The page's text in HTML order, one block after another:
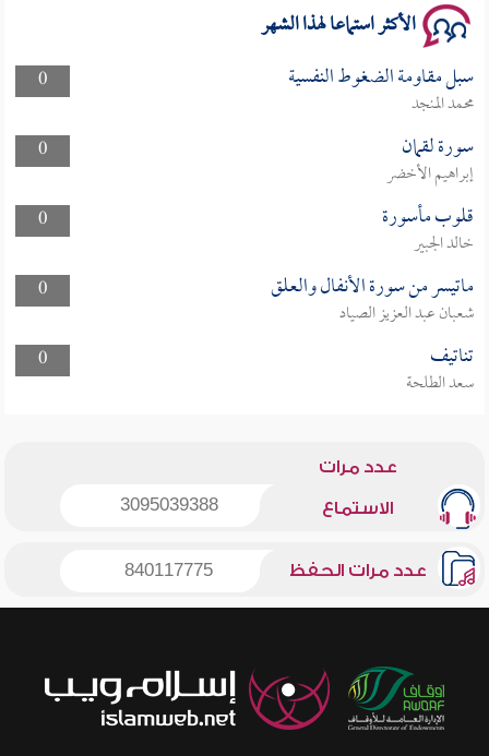
الأكثر استماعا لهذا الشهر
0 سبل مقاومة الضغوط النفسية
محمد المنجد
0
سورة لقمان
إبراهيم الأخضر
0
قلوب مأسورة
خالد الجبير
0
ماتيسر من سورة الأنفال والعلق
شعبان عبد العزيز الصياد
0
تناتيف
سعد الطلحة
عدد مرات
الاستماع 3095039388
عدد مرات الحفظ 840117775